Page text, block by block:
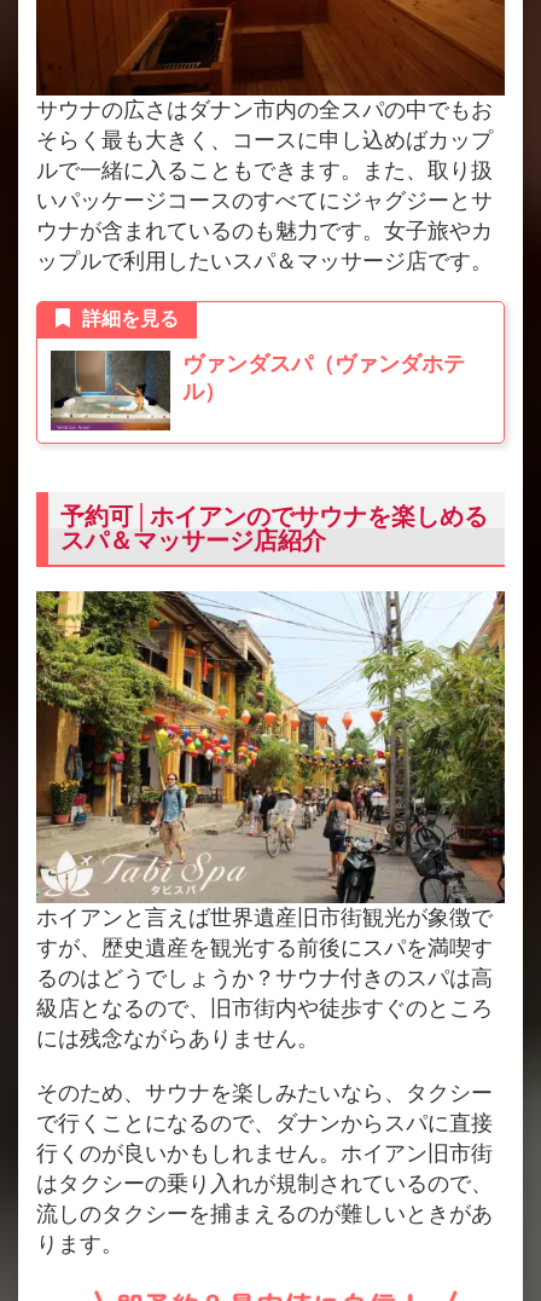
サウナの広さはダナン市内の全スパの中でもお
そらく最も大きく、コースに申し込めばカップ
ルで一緒に入ることもできます。また、取り扱
いパッケージコースのすべてにジャグジーとサ
ウナが含まれているのも魅力です。女子旅やカ
ップルで利用したいスパ＆マッサージ店です。
ヴァンダスパ（ヴァンダホテ
ル）
詳細を見る
予約可│ホイアンのでサウナを楽しめる
スパ＆マッサージ店紹介
ホイアンと言えば世界遺産旧市街観光が象徴で
すが、歴史遺産を観光する前後にスパを満喫す
るのはどうでしょうか？サウナ付きのスパは高
級店となるので、旧市街内や徒歩すぐのところ
には残念ながらありません。
そのため、サウナを楽しみたいなら、タクシー
で行くことになるので、ダナンからスパに直接
行くのが良いかもしれません。ホイアン旧市街
はタクシーの乗り入れが規制されているので、
流しのタクシーを捕まえるのが難しいときがあ
ります。